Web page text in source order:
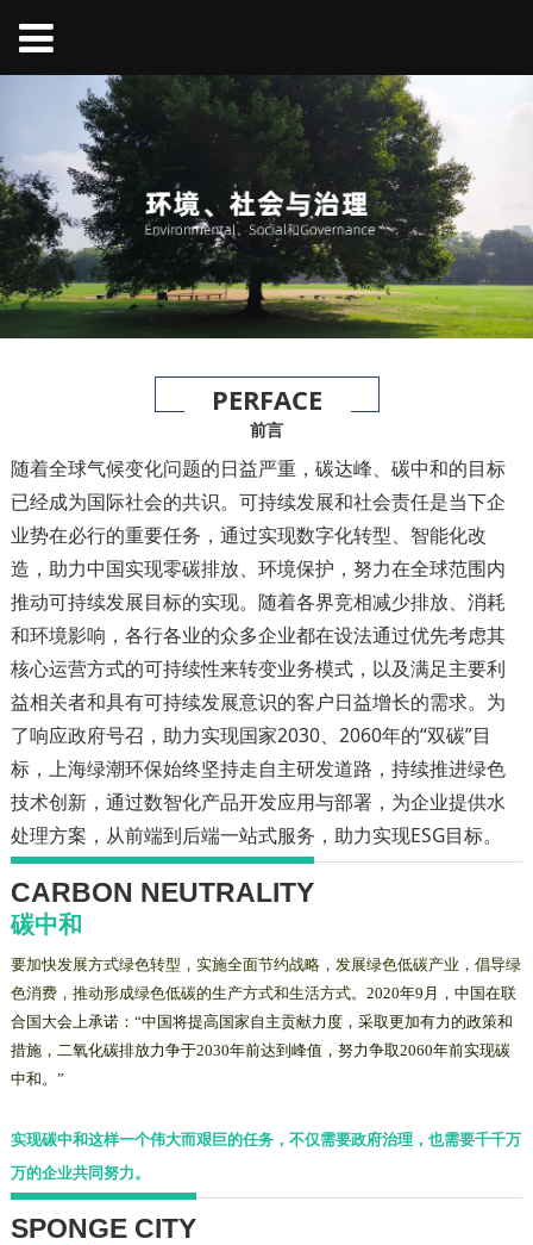
PERFACE
前言
随着全球气候变化问题的日益严重，碳达峰、碳中和的目标
已经成为国际社会的共识。可持续发展和社会责任是当下企
业势在必行的重要任务，通过实现数字化转型、智能化改
造，助力中国实现零碳排放、环境保护，努力在全球范围内
推动可持续发展目标的实现。随着各界竞相减少排放、消耗
和环境影响，各行各业的众多企业都在设法通过优先考虑其
核心运营方式的可持续性来转变业务模式，以及满足主要利
益相关者和具有可持续发展意识的客户日益增长的需求。为
了响应政府号召，助力实现国家2030、2060年的“双碳”目
标，上海绿潮环保始终坚持走自主研发道路，持续推进绿色
技术创新，通过数智化产品开发应用与部署，为企业提供水
处理方案，从前端到后端一站式服务，助力实现ESG目标。
CARBON NEUTRALITY
碳中和
要加快发展方式绿色转型，实施全面节约战略，发展绿色低碳产业，倡导绿
色消费，推动形成绿色低碳的生产方式和生活方式。 2020年9 月，中国在联
合国大会上承诺：“中国将提高国家自主贡献力度，采取更加有力的政策和
措施，二氧化碳排放力争于2030年前达到峰值，努力争取2060年前实现碳
中和。”
实现碳中和这样一个伟大而艰巨的任务，不仅需要政府治理，也需要千千万
万的企业共同努力。
SPONGE CITY